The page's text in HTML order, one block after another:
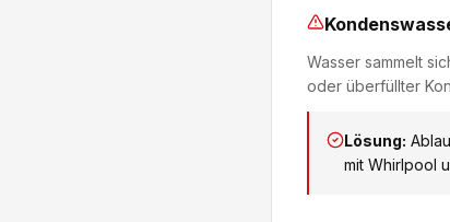
Wasser sammelt
oder überfüllter
Lösung:
mit Whirlpool